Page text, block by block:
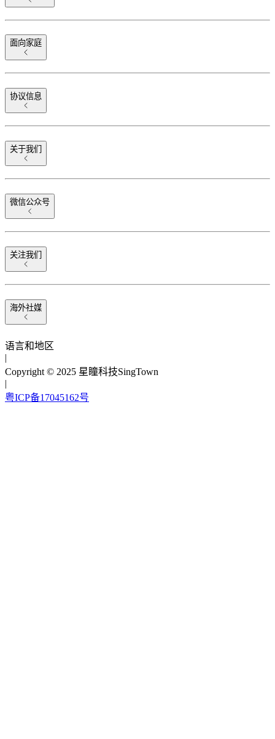
面向家庭
协议信息
关于我们
微信公众号
关注我们
海外社媒
语言和地区
|
Copyright © 2025 星瞳科技SingTown
|
粤ICP备17045162号